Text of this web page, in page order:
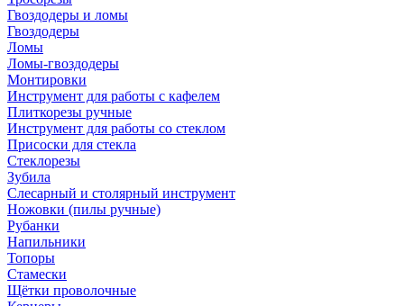
Гвоздодеры и ломы
Гвоздодеры
Ломы
Ломы-гвоздодеры
Монтировки
Инструмент для работы с кафелем
Плиткорезы ручные
Инструмент для работы со стеклом
Присоски для стекла
Стеклорезы
Зубила
Слесарный и столярный инструмент
Ножовки (пилы ручные)
Рубанки
Напильники
Топоры
Стамески
Щётки проволочные